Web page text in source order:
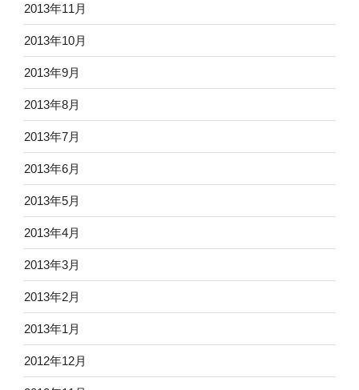
2013年11月
2013年10月
2013年9月
2013年8月
2013年7月
2013年6月
2013年5月
2013年4月
2013年3月
2013年2月
2013年1月
2012年12月